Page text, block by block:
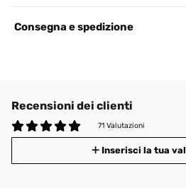
Consegna e spedizione
Recensioni dei clienti
71 Valutazioni
Inserisci la tua